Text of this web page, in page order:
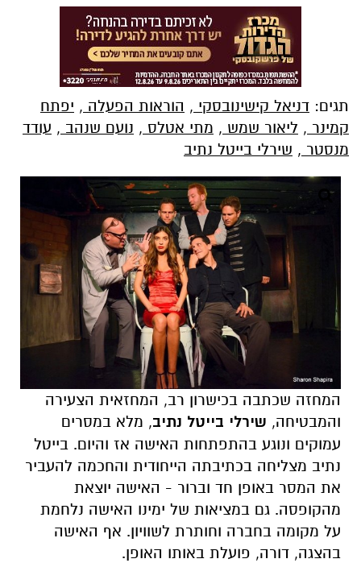
תגים: דניאל קישינובסקי , הוראות הפעלה , יפתח
קמינר , ליאור שמש , מתי אטלס , נועם שנהב , עודד
מנסטר , שירלי בייטל נתיב
המחזה שכתבה בכישרון רב, המחזאית הצעירה
והמבטיחה, שירלי בייטל נתיב, מלא במסרים
עמוקים ונוגע בהתפתחות האישה אז והיום. בייטל
נתיב מצליחה בכתיבתה הייחודית והחכמה להעביר
את המסר באופן חד וברור - האישה יוצאת
מהקופסה. גם במציאות של ימינו האישה נלחמת
על מקומה בחברה וחותרת לשוויון. אף האישה
בהצגה, דורה, פועלת באותו האופן.